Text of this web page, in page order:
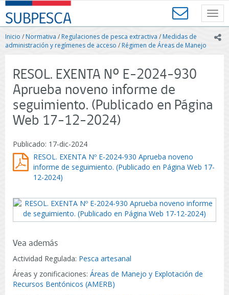
Contenido
principal
SUBPESCA
-
Subsecretaría
de
Acuicultura
Gobierno
de
Chile
Inicio /Normativa / Regulaciones de pesca extractiva / Medidas de
administración y regímenes de acceso / Régimen de Áreas de Manejo
RESOL. EXENTA Nº E-2024-930
Aprueba noveno informe de
seguimiento. (Publicado en Página
Web 17-12-2024)
Publicado: 17-dic-2024
RESOL. EXENTA Nº E-2024-930 Aprueba noveno
informe de seguimiento. (Publicado en Página Web 17-
12-2024)
Vea además
Actividad Regulada: Pesca artesanal
Áreas y zonificaciones: Áreas de Manejo y Explotación de
Recursos Bentónicos (AMERB)